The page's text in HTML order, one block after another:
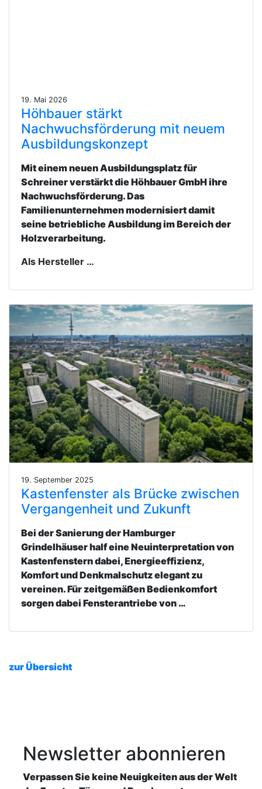
19. Mai 2026
Höhbauer stärkt
Nachwuchsförderung mit neuem
Ausbildungskonzept
Mit einem neuen Ausbildungsplatz für
Schreiner verstärkt die Höhbauer GmbH ihre
Nachwuchsförderung. Das
Familienunternehmen modernisiert damit
seine betriebliche Ausbildung im Bereich der
Holzverarbeitung.
Als Hersteller …
19. September 2025
Kastenfenster als Brücke zwischen
Vergangenheit und Zukunft
Bei der Sanierung der Hamburger
Grindelhäuser half eine Neuinterpretation von
Kastenfenstern dabei, Energieeffizienz,
Komfort und Denkmalschutz elegant zu
vereinen. Für zeitgemäßen Bedienkomfort
sorgen dabei Fensterantriebe von …
zur Übersicht
Newsletter abonnieren
Verpassen Sie keine Neuigkeiten aus der Welt